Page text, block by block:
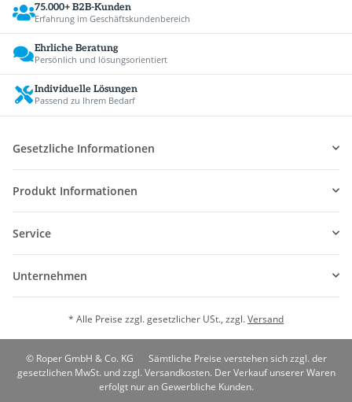
75.000+ B2B-Kunden
Erfahrung im Geschäftskundenbereich
Ehrliche Beratung
Persönlich und lösungsorientiert
Individuelle Lösungen
Passend zu Ihrem Bedarf
Gesetzliche Informationen
Produkt Informationen
Service
Unternehmen
* Alle Preise zzgl. gesetzlicher USt., zzgl.Versand
© Roper GmbH & Co. KG
Sämtliche Preise verstehen sich zzgl. der
gesetzlichen MwSt. und zzgl. Versandkosten. Der Verkauf unserer Waren
erfolgt nur an Gewerbliche Kunden.